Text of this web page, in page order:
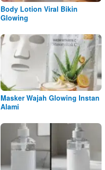
Body Lotion Viral Bikin
Glowing
Masker Wajah Glowing Instan
Alami